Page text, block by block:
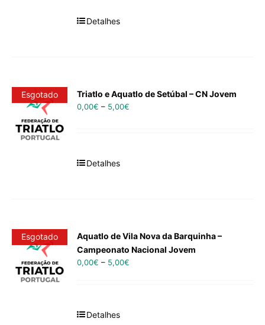
Detalhes
Esgotado Triatlo e Aquatlo de Setúbal – CN Jovem
0,00€ – 5,00€
Detalhes
Esgotado
Aquatlo de Vila Nova da Barquinha –
Campeonato Nacional Jovem
0,00€ – 5,00€
Detalhes